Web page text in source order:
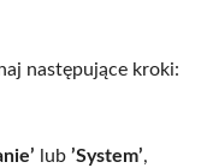
następujące kroki:
lub ’System’,